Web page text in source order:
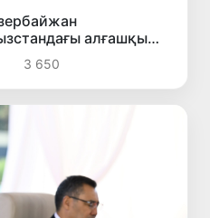
алғашқы
гольф клубының
3 650